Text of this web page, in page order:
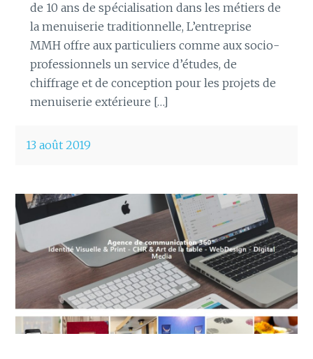
de 10 ans de spécialisation dans les métiers de
la menuiserie traditionnelle, L’entreprise
MMH offre aux particuliers comme aux socio-
professionnels un service d’études, de
chiffrage et de conception pour les projets de
menuiserie extérieure […]
13 août 2019